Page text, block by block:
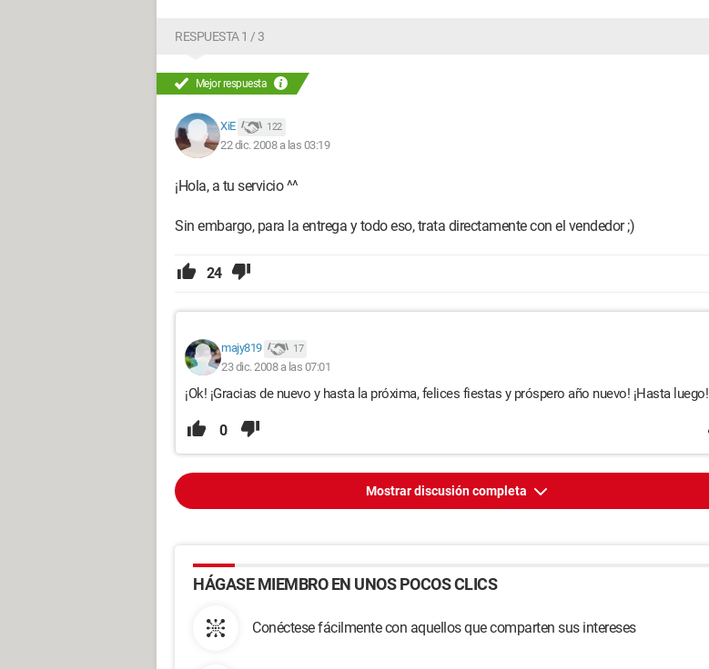
RESPUESTA 1 / 3
Mejor respuesta
XiE 122
22 dic. 2008 a las 03:19
¡Hola, a tu servicio ^^
Sin embargo, para la entrega y todo eso, trata directamente con el vendedor ;)
24
majy819 17
23 dic. 2008 a las 07:01
¡Ok! ¡Gracias de nuevo y hasta la próxima, felices fiestas y próspero año nuevo! ¡Hasta luego!
0
Mostrar discusión completa
HÁGASE MIEMBRO EN UNOS POCOS CLICS
Conéctese fácilmente con aquellos que comparten sus intereses